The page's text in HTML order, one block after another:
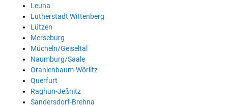
Leuna
Lutherstadt Wittenberg
Lützen
Merseburg
Mücheln/Geiseltal
Naumburg/Saale
Oranienbaum-Wörlitz
Querfurt
Raghun-Jeßnitz
Sandersdorf-Brehna